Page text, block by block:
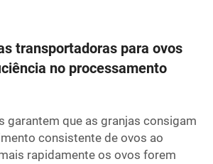
transportadoras para ovos
no processamento
garantem que as granjas consigam
consistente de ovos ao
rapidamente os ovos forem